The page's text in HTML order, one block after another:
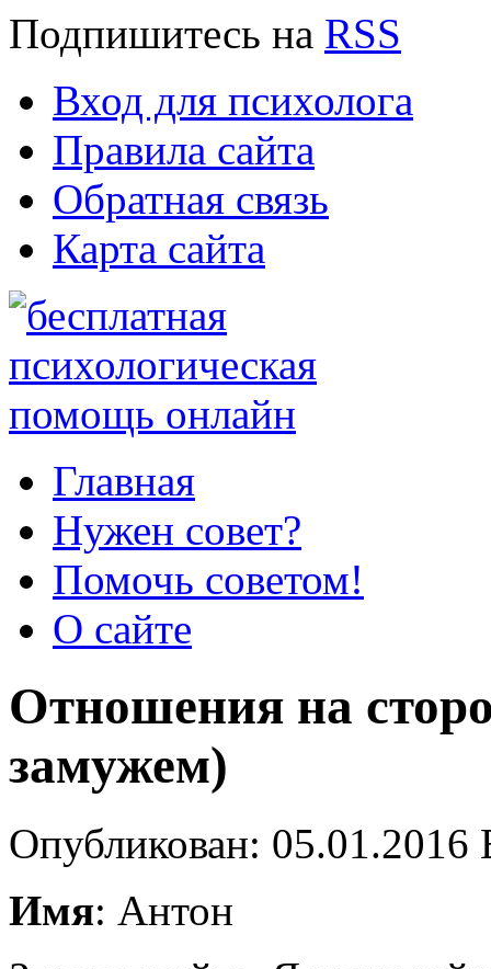
Подпишитесь на RSS
Вход для психолога
Правила сайта
Обратная связь
Карта сайта
Главная
Нужен совет?
Помочь советом!
О сайте
Отношения на
замужем)
Опубликован:
Имя: Антон